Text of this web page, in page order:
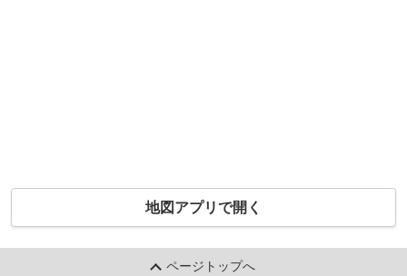
地図アプリで開く
ページトップへ